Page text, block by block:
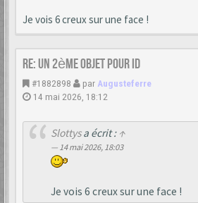
Je vois 6 creux sur une face !
Re: Un 2ème objet pour ID
#1882898 par Augusteferre
14 mai 2026, 18:12
Slottysa écrit : ↑
14 mai 2026, 18:03
Je vois 6 creux sur une face !